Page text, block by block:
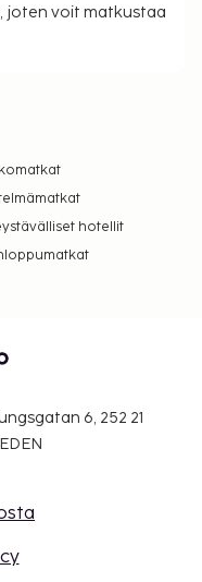
joten voit matkustaa
hotellit
6, 252 21